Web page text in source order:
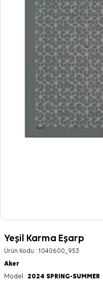
Yeşil Karma Eşarp
Ürün Kodu : 1040600_953
Aker
Model : 2024 SPRING-SUMMER